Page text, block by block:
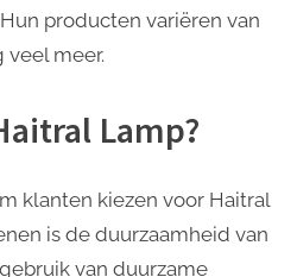
producten variëren van
meer.
Lamp?
klanten kiezen voor Haitral
is de duurzaamheid van
van duurzame